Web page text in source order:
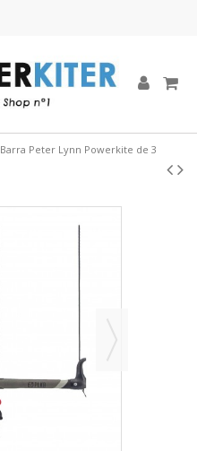
Barra Peter Lynn Powerkite de 3